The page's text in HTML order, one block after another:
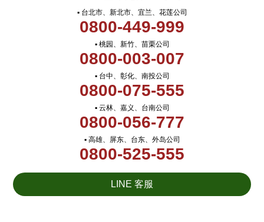
▪ 台北市、新北市、宜兰、花莲公司
0800-449-999
▪ 桃园、新竹、苗栗公司
0800-003-007
▪ 台中、彰化、南投公司
0800-075-555
▪ 云林、嘉义、台南公司
0800-056-777
▪ 高雄、屏东、台东、外岛公司
0800-525-555
LINE 客服